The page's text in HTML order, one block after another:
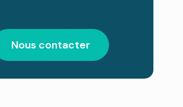
Nous contacter